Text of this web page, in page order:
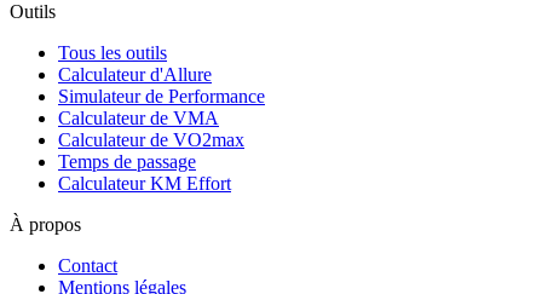
Outils
Tous les outils
Calculateur d'Allure
Simulateur de Performance
Calculateur de VMA
Calculateur de VO2max
Temps de passage
Calculateur KM Effort
À propos
Contact
Mentions légales